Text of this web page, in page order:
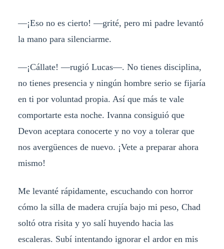
—¡Eso no es cierto! —grité, pero mi padre levantó
la mano para silenciarme.
—¡Cállate! —rugió Lucas—. No tienes disciplina,
no tienes presencia y ningún hombre serio se fijaría
en ti por voluntad propia. Así que más te vale
comportarte esta noche. Ivanna consiguió que
Devon aceptara conocerte y no voy a tolerar que
nos avergüences de nuevo. ¡Vete a preparar ahora
mismo!
Me levanté rápidamente, escuchando con horror
cómo la silla de madera crujía bajo mi peso, Chad
soltó otra risita y yo salí huyendo hacia las
escaleras. Subí intentando ignorar el ardor en mis